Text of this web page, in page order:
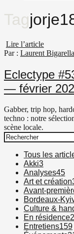
Tag
Lire l’article
Par : Laurent Bigarella
Eclectype
— février
Gabber, trip hop,
techno : notre
scène locale.
Search
for:
Tous les
Akki3
Analyses45
Art et création
Avant-
Bordeaux-
Culture &
En résidence2
Entretiens159